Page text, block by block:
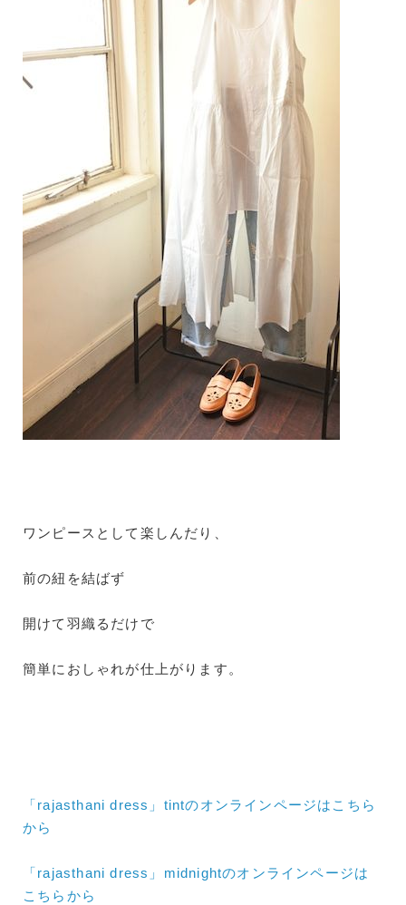
ワンピースとして楽しんだり、
前の紐を結ばず
開けて羽織るだけで
簡単におしゃれが仕上がります。
「rajasthani dress」tintのオンラインページはこちら
から
「rajasthani dress」midnightのオンラインページは
こちらから